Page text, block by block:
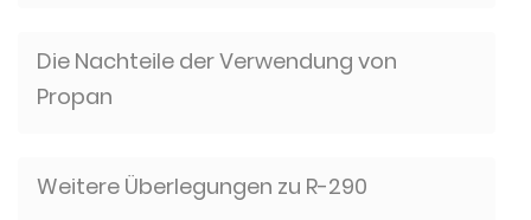
Die Nachteile der Verwendung von
Propan
Weitere Überlegungen zu R-290